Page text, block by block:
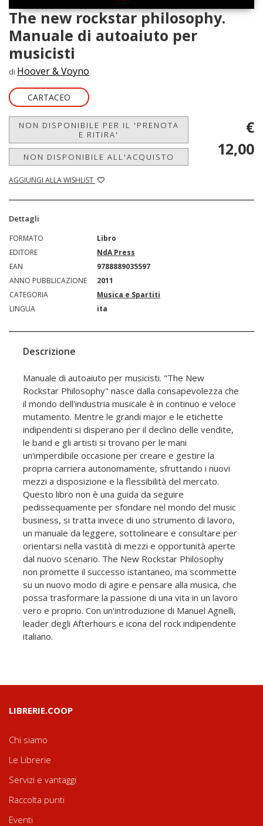
The new rockstar philosophy.
Manuale di autoaiuto per
musicisti
di Hoover & Voyno
CARTACEO
NON DISPONIBILE PER IL 'PRENOTA
E RITIRA'
NON DISPONIBILE ALL'ACQUISTO
AGGIUNGI ALLA WISHLIST
€
12,00
Dettagli
FORMATO
Libro
EDITORE
NdA Press
EAN
9788889035597
ANNO PUBBLICAZIONE
2011
CATEGORIA
Musica e Spartiti
LINGUA
ita
Descrizione
Manuale di autoaiuto per musicisti. "The New
Rockstar Philosophy" nasce dalla consapevolezza che
il mondo dell'industria musicale è in continuo e veloce
mutamento. Mentre le grandi major e le etichette
indipendenti si disperano per il declino delle vendite,
le band e gli artisti si trovano per le mani
un'imperdibile occasione per creare e gestire la
propria carriera autonomamente, sfruttando i nuovi
mezzi a disposizione e la flessibilità del mercato.
Questo libro non è una guida da seguire
pedissequamente per sfondare nel mondo del music
business, si tratta invece di uno strumento di lavoro,
un manuale da leggere, sottolineare e consultare per
orientarsi nella vastità di mezzi e opportunità aperte
dal nuovo scenario. The New Rockstar Philosophy
non promette il successo istantaneo, ma scommette
su un nuovo modo di agire e pensare alla musica, che
possa trasformare la passione di una vita in un lavoro
vero e proprio. Con un'introduzione di Manuel Agnelli,
leader degli Afterhours e icona del rock indipendente
italiano.
LIBRERIE.COOP
Chi siamo
Le Librerie
Servizi e vantaggi
Raccolta punti
Eventi